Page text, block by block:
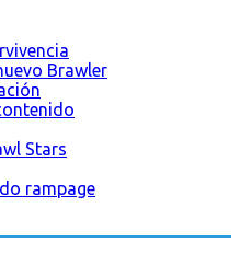
Brawler
Stars
rampage